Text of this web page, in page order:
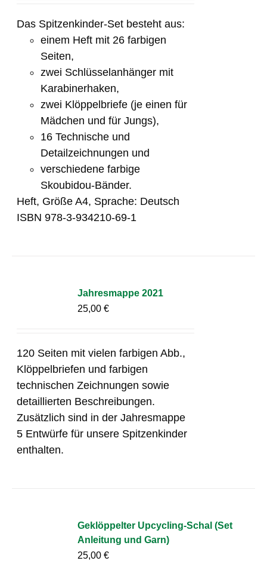
Das Spitzenkinder-Set besteht aus:
einem Heft mit 26 farbigen
Seiten,
zwei Schlüsselanhänger mit
Karabinerhaken,
zwei Klöppelbriefe (je einen für
Mädchen und für Jungs),
16 Technische und
Detailzeichnungen und
verschiedene farbige
Skoubidou-Bänder.
Heft, Größe A4, Sprache: Deutsch
ISBN 978-3-934210-69-1
Jahresmappe 2021
25,00€
120 Seiten mit vielen farbigen Abb.,
Klöppelbriefen und farbigen
technischen Zeichnungen sowie
detaillierten Beschreibungen.
Zusätzlich sind in der Jahresmappe
5 Entwürfe für unsere Spitzenkinder
enthalten.
Geklöppelter Upcycling-Schal (Set
Anleitung und Garn)
25,00€